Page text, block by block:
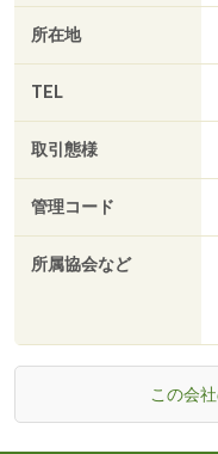
所在地
TEL
取引態様
管理コード
所属協会など
この会